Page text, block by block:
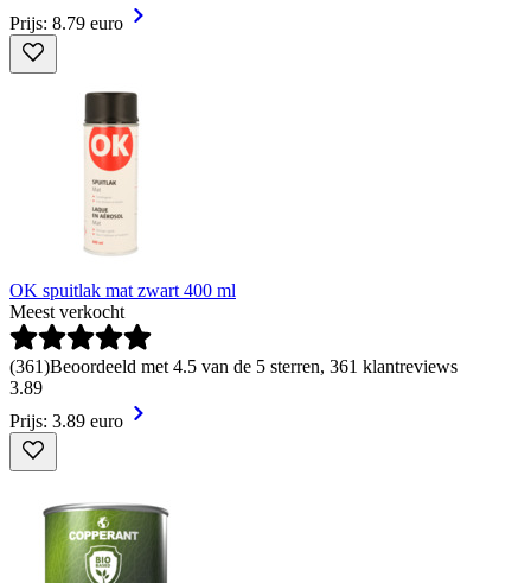
Prijs: 8.79 euro
OK spuitlak mat zwart 400 ml
Meest verkocht
(361)Beoordeeld met 4.5 van de 5 sterren, 361 klantreviews
3.89
Prijs: 3.89 euro